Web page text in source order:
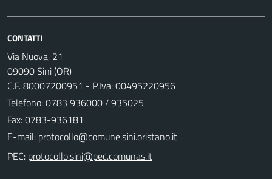
CONTATTI
Via Nuova, 21
09090 Sini (OR)
C.F. 80007200951 - P.Iva: 00495220956
Telefono:0783 936000 / 935025
Fax: 0783-936181
E-mail:
PEC: